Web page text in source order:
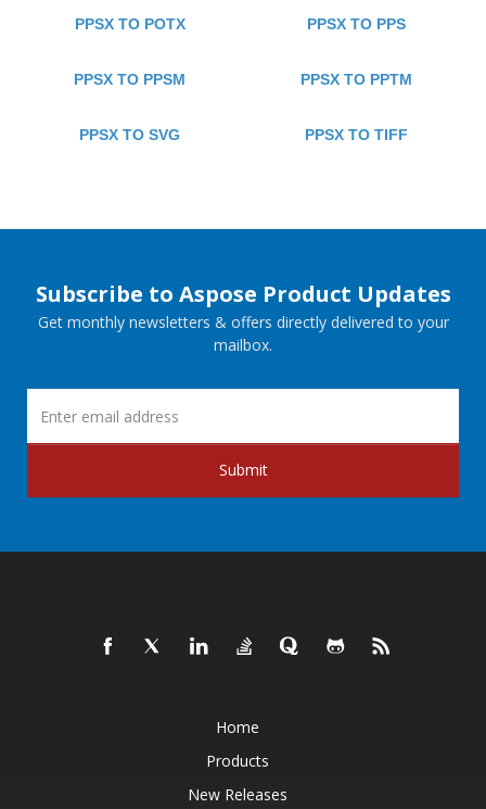
PPSX TO POTX PPSX TO PPS
PPSX TO PPSM PPSX TO PPTM
PPSX TO SVG PPSX TO TIFF
Subscribe to Aspose Product Updates
Get monthly newsletters & offers directly delivered to your
mailbox.
Submit
Home
Products
New Releases